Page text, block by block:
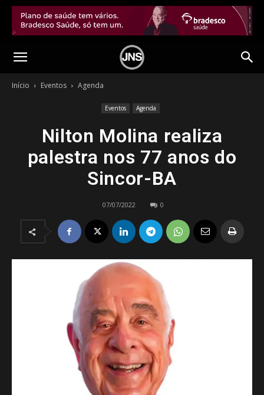
Início Eventos Agenda
Eventos Agenda
Nilton Molina realiza
palestra nos 77 anos do
Sincor-BA
07/07/2022 0